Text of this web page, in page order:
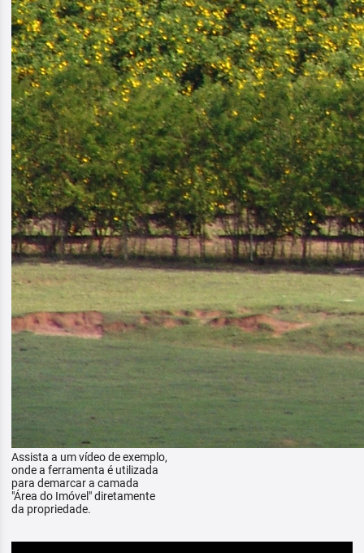
Assista a um vídeo de exemplo,
onde a ferramenta é utilizada
para demarcar a camada
"Área do Imóvel" diretamente
da propriedade.